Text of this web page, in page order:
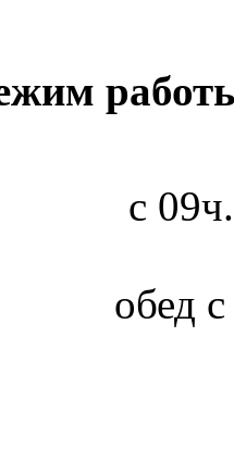
09ч. до
с